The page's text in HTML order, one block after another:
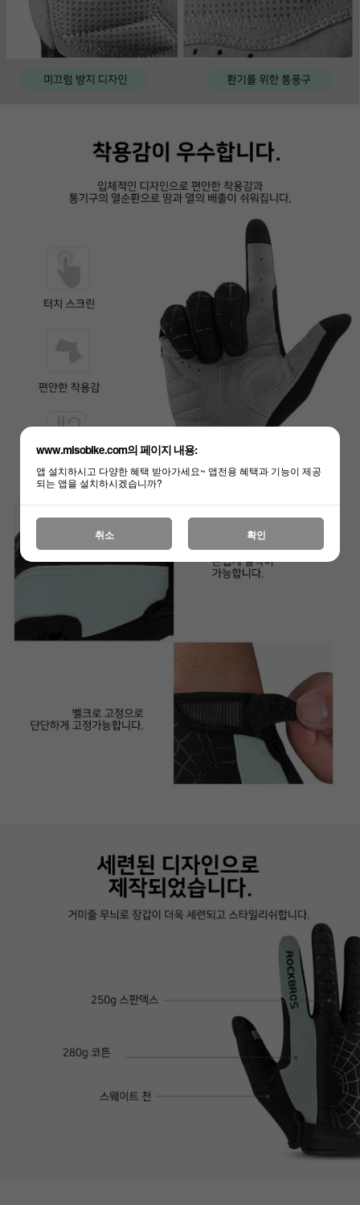
www.misobike.com의 페이지 내용:
앱 설치하시고 다양한 혜택 받아가세요~ 앱전용 혜택과 기능이 제공
되는 앱을 설치하시겠습니까?
취소 확인